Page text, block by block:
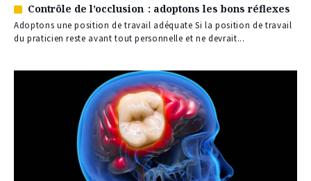
Article
réservé
à
Contrôle de l’occlusion : adoptons les bons réflexes
Adoptons une position de travail adéquate Si la position de travail
du praticien reste avant tout personnelle et ne devrait...